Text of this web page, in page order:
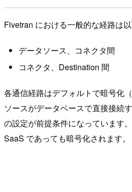
Fivetran における一般的な経路は以
データソース、コネクタ間
コネクタ、Destination 間
各通信経路はデフォルトで暗号化
ソースがデータベースで直接接続
の設定が前提条件になっています
SaaS であっても暗号化されます。